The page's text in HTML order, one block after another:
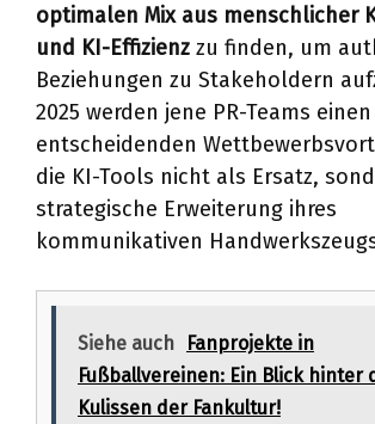
optimalen Mix aus menschlicher
und KI-Effizienz zu finden, um
Beziehungen zu Stakeholdern
2025 werden jene PR-Teams einen
entscheidenden
die KI-Tools nicht als Ersatz,
strategische Erweiterung ihres
kommunikativen
Siehe auch
Fanprojekte in
Fußballvereinen: Ein Blick hinter
Kulissen der Fankultur!